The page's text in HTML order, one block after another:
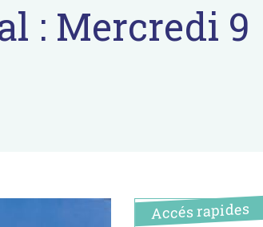
: Mercredi 9
Accés rapides